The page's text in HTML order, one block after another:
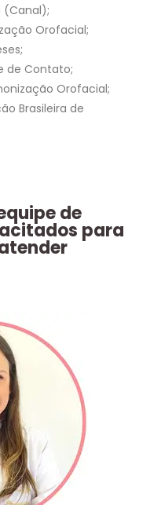
(Canal);
Orofacial;
de Contato;
Orofacial;
Brasileira de
de
para